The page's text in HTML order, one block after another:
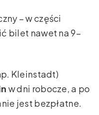
– w części
bilet nawet na 9–
Kleinstadt)
w dni robocze, a po
jest bezpłatne.